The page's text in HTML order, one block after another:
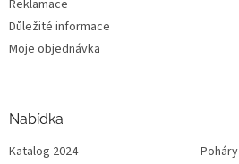
Reklamace
Důležité informace
Moje objednávka
Nabídka
Katalog 2024
Poháry